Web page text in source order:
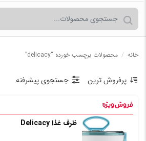
خانه / محصولات برچسب خورده “delicacy”
پرفروش ترین جستجوی پیشرفته
ظرف غذا Delicacy